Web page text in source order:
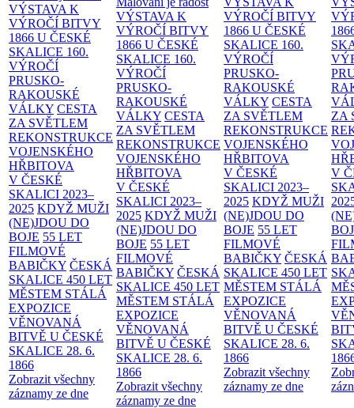
VÝSTAVA K
VÝROČÍ BITVY
1866 U ČESKÉ
SKALICE 160.
VÝROČÍ
PRUSKO-
RAKOUSKÉ
VÁLKY CESTA
ZA SVĚTLEM
REKONSTRUKCE
VOJENSKÉHO
HŘBITOVA
V ČESKÉ
SKALICI 2023–
2025 KDYŽ MUŽI
(NE)JDOU DO
BOJE 55 LET
FILMOVÉ
BABIČKY ČESKÁ
SKALICE 450 LET
MĚSTEM STÁLÁ
EXPOZICE
VĚNOVANÁ
BITVĚ U ČESKÉ
SKALICE 28. 6.
1866
Zobrazit všechny
záznamy ze dne
VÝSTAVA K
VÝROČÍ BITVY
1866 U ČESKÉ
SKALICE 160.
VÝROČÍ
PRUSKO-
RAKOUSKÉ
VÁLKY CESTA
ZA SVĚTLEM
REKONSTRUKCE
VOJENSKÉHO
HŘBITOVA
V ČESKÉ
SKALICI 2023–
2025 KDYŽ MUŽI
(NE)JDOU DO
BOJE 55 LET
FILMOVÉ
BABIČKY ČESKÁ
SKALICE 450 LET
MĚSTEM STÁLÁ
EXPOZICE
VĚNOVANÁ
BITVĚ U ČESKÉ
SKALICE 28. 6.
1866
Zobrazit všechny
záznamy ze dne
VÝROČÍ BITVY
1866 U ČESKÉ
SKALICE 160.
VÝROČÍ
PRUSKO-
RAKOUSKÉ
VÁLKY CESTA
ZA SVĚTLEM
REKONSTRUKCE
VOJENSKÉHO
HŘBITOVA
V ČESKÉ
SKALICI 2023–
2025 KDYŽ MUŽI
(NE)JDOU DO
BOJE 55 LET
FILMOVÉ
BABIČKY ČESKÁ
SKALICE 450 LET
MĚSTEM STÁLÁ
EXPOZICE
VĚNOVANÁ
BITVĚ U ČESKÉ
SKALICE 28. 6.
1866
Zobrazit všechny
záznamy ze dne
ZA
V